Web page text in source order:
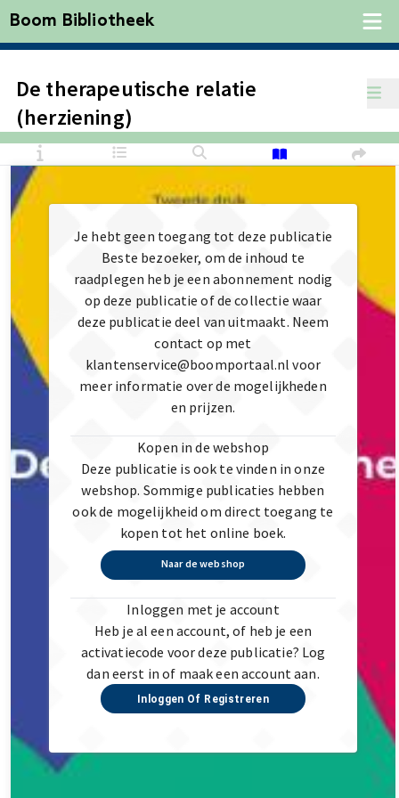
Boom Bibliotheek
De therapeutische relatie
(herziening)
Je hebt geen toegang tot deze publicatie
Beste bezoeker, om de inhoud te
raadplegen heb je een abonnement nodig
op deze publicatie of de collectie waar
deze publicatie deel van uitmaakt. Neem
contact op met
klantenservice@boomportaal.nl voor
meer informatie over de mogelijkheden
en prijzen.
Kopen in de webshop
Deze publicatie is ook te vinden in onze
webshop. Sommige publicaties hebben
ook de mogelijkheid om direct toegang te
kopen tot het online boek.
Naar de webshop
Inloggen met je account
Heb je al een account, of heb je een
activatiecode voor deze publicatie? Log
dan eerst in of maak een account aan.
Inloggen Of Registreren